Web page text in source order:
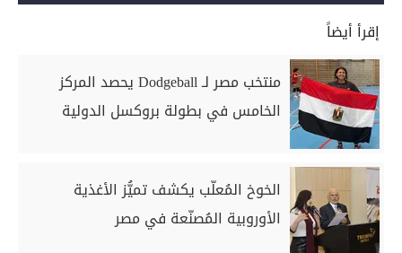
إقرأ أيضاً
منتخب مصر لـ Dodgeball يحصد المركز
الخامس في بطولة بروكسل الدولية
الخوخ المُعلّب يكشف تميُّز الأغذية
الأوروبية المُصنّعة في مصر